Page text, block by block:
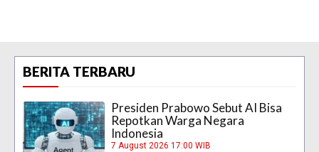
BERITA TERBARU
Presiden Prabowo Sebut AI Bisa
Repotkan Warga Negara
Indonesia
7 August 2026 17:00 WIB